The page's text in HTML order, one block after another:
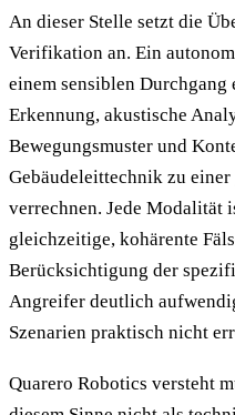
An dieser Stelle setzt die
Verifikation an. Ein
einem sensiblen
Erkennung, akustische
Bewegungsmuster und
Gebäudeleittechnik zu
verrechnen. Jede Modalität
gleichzeitige, kohärente
Berücksichtigung der
Angreifer deutlich
Szenarien praktisch nicht
Quarero Robotics versteht